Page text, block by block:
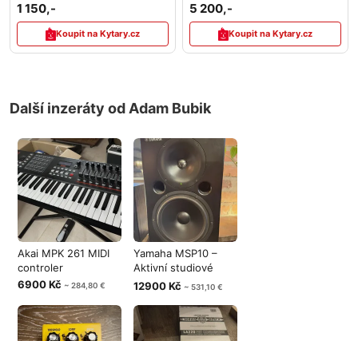
1 150,-
Koupit na Kytary.cz
5 200,-
Koupit na Kytary.cz
Další inzeráty od Adam Bubik
Akai MPK 261 MIDI
controler
6900 Kč ~ 284,80 €
Yamaha MSP10 –
Aktivní studiové
monitory pro
12900 Kč ~ 531,10 €